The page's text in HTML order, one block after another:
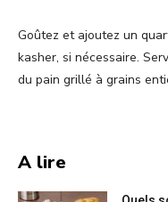
Goûtez et ajoutez un
kasher, si nécessaire.
du pain grillé à grains
A lire